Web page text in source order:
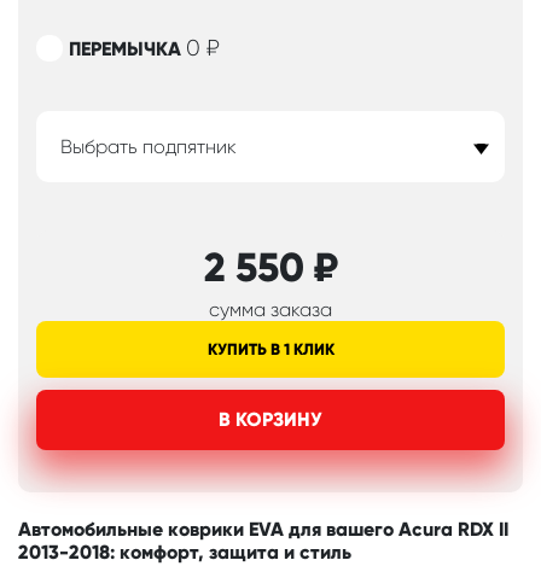
ПЕРЕМЫЧКА 0 ₽
Выбрать подпятник
2 550 ₽
сумма заказа
КУПИТЬ В 1 КЛИК
В КОРЗИНУ
Автомобильные коврики EVA для вашего Acura RDX II
2013-2018: комфорт, защита и стиль